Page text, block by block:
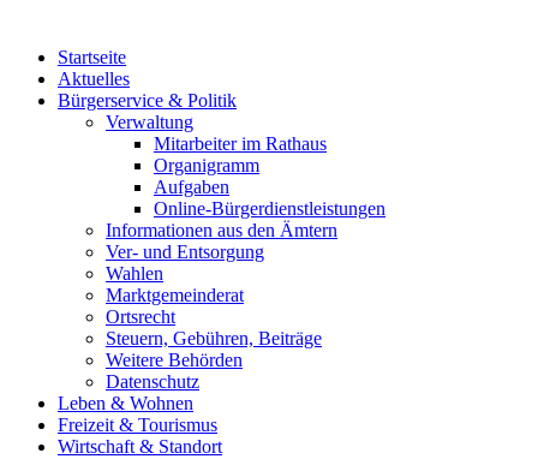
Startseite
Aktuelles
Bürgerservice & Politik
Verwaltung
Mitarbeiter im Rathaus
Organigramm
Aufgaben
Online-Bürgerdienstleistungen
Informationen aus den Ämtern
Ver- und Entsorgung
Wahlen
Marktgemeinderat
Ortsrecht
Steuern, Gebühren, Beiträge
Weitere Behörden
Datenschutz
Leben & Wohnen
Freizeit & Tourismus
Wirtschaft & Standort